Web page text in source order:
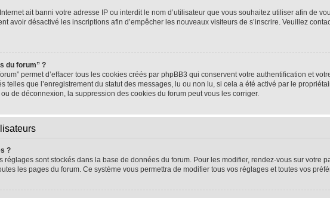
ait banni votre adresse IP ou interdit le nom d’utilisateur que vous souhaitez utiliser afin de
avoir désactivé les inscriptions afin d’empêcher les nouveaux visiteurs de s’inscrire. Veuillez
du forum” ?
permet d’effacer tous les cookies créés par phpBB3 qui conservent votre authentification et
telles que l’enregistrement du statut des messages, lu ou non lu, si cela a été activé par le
de déconnexion, la suppression des cookies du forum peut vous les corriger.
?
réglages sont stockés dans la base de données du forum. Pour les modifier, rendez-vous sur votre
les pages du forum. Ce système vous permettra de modifier tous vos réglages et toutes vos